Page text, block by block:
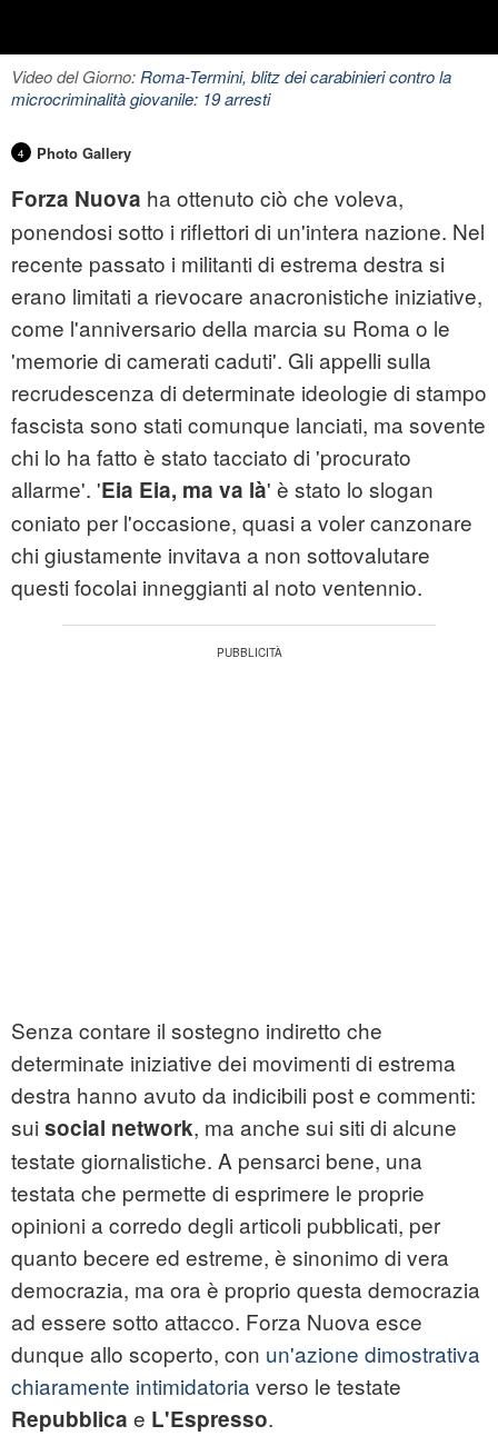
Video del Giorno:Roma-Termini, blitz dei carabinieri contro la
microcriminalità giovanile: 19 arresti
4 Photo Gallery
Forza Nuova ha ottenuto ciò che voleva,
ponendosi sotto i riflettori di un'intera nazione. Nel
recente passato i militanti di estrema destra si
erano limitati a rievocare anacronistiche iniziative,
come l'anniversario della marcia su Roma o le
'memorie di camerati caduti'. Gli appelli sulla
recrudescenza di determinate ideologie di stampo
fascista sono stati comunque lanciati, ma sovente
chi lo ha fatto è stato tacciato di 'procurato
allarme'. 'Eia Eia, ma va là' è stato lo slogan
coniato per l'occasione, quasi a voler canzonare
chi giustamente invitava a non sottovalutare
questi focolai inneggianti al noto ventennio.
Senza contare il sostegno indiretto che
determinate iniziative dei movimenti di estrema
destra hanno avuto da indicibili post e commenti:
sui social network, ma anche sui siti di alcune
testate giornalistiche. A pensarci bene, una
testata che permette di esprimere le proprie
opinioni a corredo degli articoli pubblicati, per
quanto becere ed estreme, è sinonimo di vera
democrazia, ma ora è proprio questa democrazia
ad essere sotto attacco. Forza Nuova esce
dunque allo scoperto, con un'azione dimostrativa
chiaramente intimidatoria verso le testate
Repubblica e L'Espresso.